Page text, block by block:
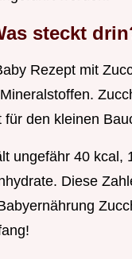
steckt
Rezept mit
den kleinen
ungefähr 40 kcal,
Diese